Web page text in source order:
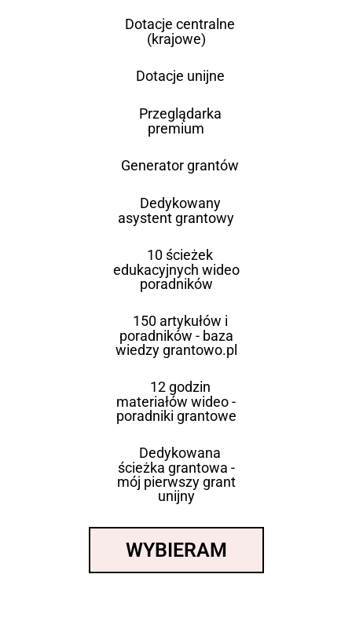
Dotacje centralne
(krajowe)
Dotacje unijne
Przeglądarka
premium
Generator grantów
Dedykowany
asystent grantowy
10 ścieżek
edukacyjnych wideo
poradników
150 artykułów i
poradników - baza
wiedzy grantowo.pl
12 godzin
materiałów wideo -
poradniki grantowe
Dedykowana
ścieżka grantowa -
mój pierwszy grant
unijny
WYBIERAM